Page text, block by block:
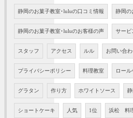
静岡のお菓子教室･luluの口コミ情報 静岡の
静岡のお菓子教室･luluのお客様の声 サービ
スタッフ アクセス ルル お問い合
プライバシーポリシー 料理教室 ロール
グラタン 作り方 ホワイトソース
ショートケーキ 人気 1位 浜松 料